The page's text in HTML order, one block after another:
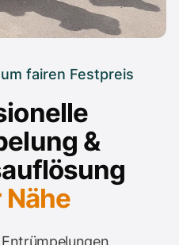
fairen Festpreis
&